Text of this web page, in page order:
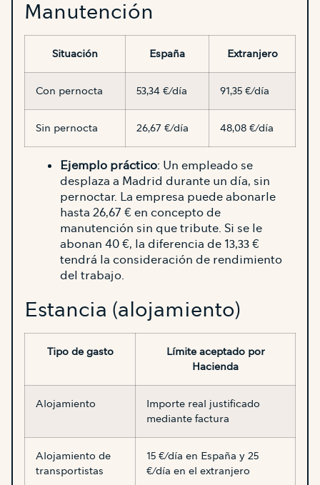
Manutención
Situación España Extranjero
Con pernocta 53,34 €/día 91,35 €/día
Sin pernocta 26,67 €/día 48,08 €/día
Ejemplo práctico: Un empleado se
desplaza a Madrid durante un día, sin
pernoctar. La empresa puede abonarle
hasta 26,67 € en concepto de
manutención sin que tribute. Si se le
abonan 40 €, la diferencia de 13,33 €
tendrá la consideración de rendimiento
del trabajo.
Estancia (alojamiento)
Tipo de gasto
Límite aceptado por
Hacienda
Alojamiento
Importe real justificado
mediante factura
Alojamiento de
transportistas
15 €/día en España y 25
€/día en el extranjero